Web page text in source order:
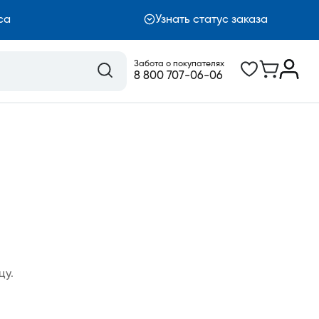
Узнать статус заказа
Забота о покупателях
8 800 707-06-06